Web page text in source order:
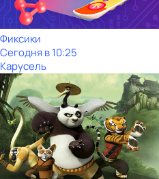
Фиксики
Сегодня в 10:25
Карусель